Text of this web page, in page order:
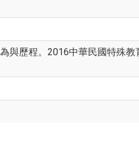
與歷程。2016中華民國特殊